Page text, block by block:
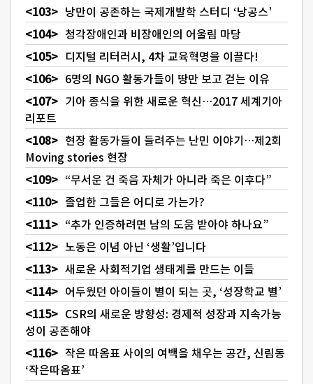
낭만이 공존하는 국제개발학 스터디 ‘낭공스’
청각장애인과 비장애인의 어울림 마당
디지털 리터러시, 4차 교육혁명을 이끌다!
6명의 NGO 활동가들이 땅만 보고 걷는 이유
기아 종식을 위한 새로운 혁신…2017 세계기아
리포트
현장 활동가들이 들려주는 난민 이야기…제2회
Moving stories 현장
“무서운 건 죽음 자체가 아니라 죽은 이후다”
졸업한 그들은 어디로 가는가?
“추가 인증하려면 남의 도움 받아야 하나요”
노동은 이념 아닌 ‘생활’입니다
새로운 사회적기업 생태계를 만드는 이들
어두웠던 아이들이 별이 되는 곳, ‘성장학교 별’
CSR의 새로운 방향성: 경제적 성장과 지속가능
성이 공존해야
작은 따옴표 사이의 여백을 채우는 공간, 신림동
‘작은따옴표’